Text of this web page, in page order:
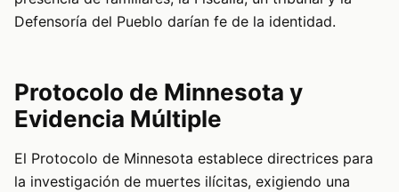
Defensoría del Pueblo darían fe de la identidad.
Protocolo de Minnesota y
Evidencia Múltiple
El Protocolo de Minnesota establece directrices para
la investigación de muertes ilícitas, exigiendo una